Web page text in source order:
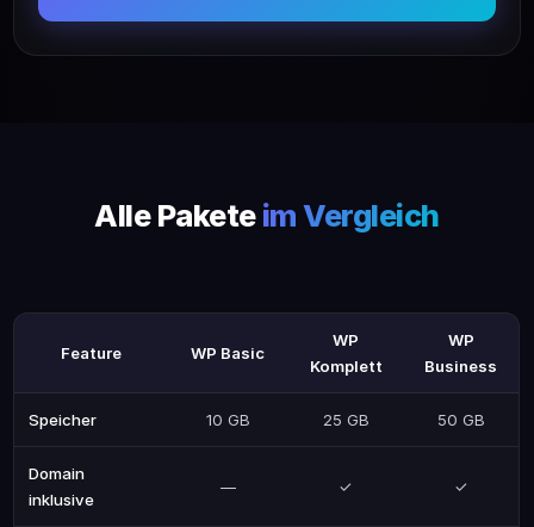
Alle Paketeim Vergleich
Feature WP Basic
WP
Komplett
WP
Business
Speicher 10 GB 25 GB 50 GB
Domain
inklusive
— ✓ ✓